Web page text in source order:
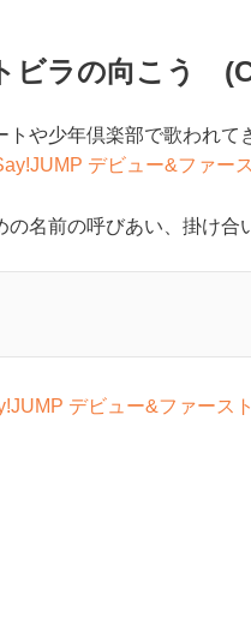
ビラの向こう
トや少年倶楽部で歌われて
デビュー&ファー
の名前の呼びあい、掛け合
デビュー&ファース